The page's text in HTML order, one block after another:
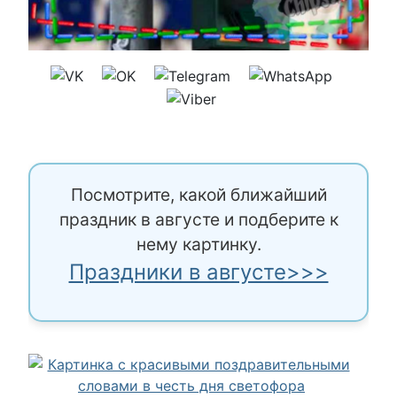
Посмотрите, какой ближайший
праздник в августе и подберите к
нему картинку.
Праздники в августе>>>